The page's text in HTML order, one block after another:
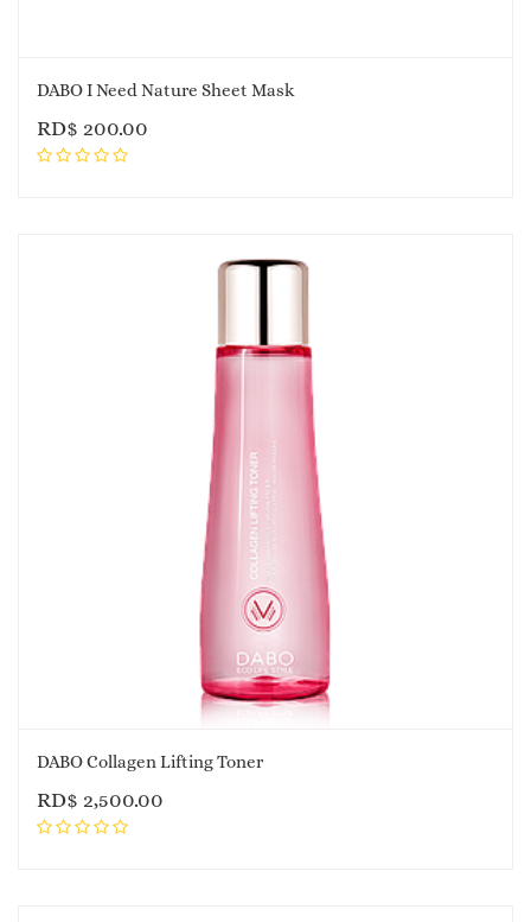
DABO I Need Nature Sheet Mask
RD$ 200.00
DABO Collagen Lifting Toner
RD$ 2,500.00